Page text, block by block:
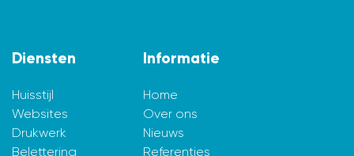
Diensten
Huisstijl
Websites
Drukwerk
Belettering
Informatie
Home
Over ons
Nieuws
Referenties